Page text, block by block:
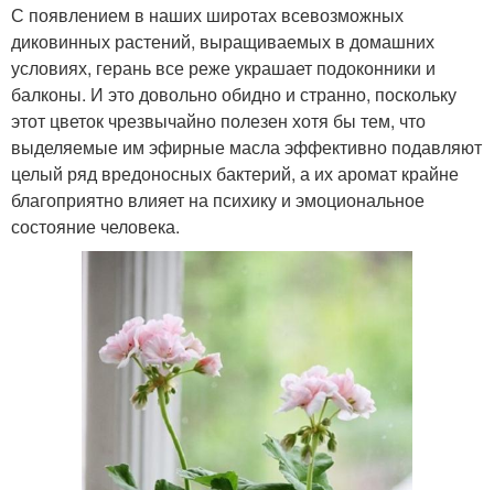
С появлением в наших широтах всевозможных
диковинных растений, выращиваемых в домашних
условиях, герань все реже украшает подоконники и
балконы. И это довольно обидно и странно, поскольку
этот цветок чрезвычайно полезен хотя бы тем, что
выделяемые им эфирные масла эффективно подавляют
целый ряд вредоносных бактерий, а их аромат крайне
благоприятно влияет на психику и эмоциональное
состояние человека.